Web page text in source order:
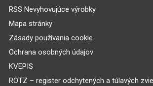
RSS Nevyhovujúce výrobky
Mapa stránky
Zásady používania cookie
Ochrana osobných údajov
KVEPIS
ROTZ – register odchytených a túlavých